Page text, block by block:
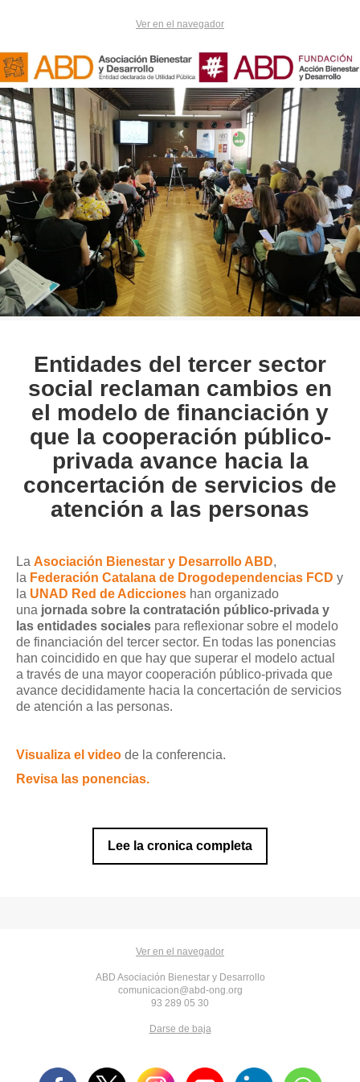
Ver en el navegador
Entidades del tercer sector
social reclaman cambios en
el modelo de financiación y
que la cooperación público-
privada avance hacia la
concertación de servicios de
atención a las personas
La Asociación Bienestar y Desarrollo ABD,
la Federación Catalana de Drogodependencias FCD y
la UNAD Red de Adicciones han organizado
una jornada sobre la contratación público-privada y
las entidades sociales para reflexionar sobre el modelo
de financiación del tercer sector. En todas las ponencias
han coincidido en que hay que superar el modelo actual
a través de una mayor cooperación público-privada que
avance decididamente hacia la concertación de servicios
de atención a las personas.
Visualiza el video de la conferencia.
Revisa las ponencias.
Lee la cronica completa
Ver en el navegador
ABD Asociación Bienestar y Desarrollo
comunicacion@abd-ong.org
93 289 05 30
Darse de baja